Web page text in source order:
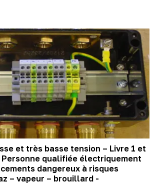
et très basse tension – Livre 1 et
Personne qualifiée électriquement
dangereux à risques
– vapeur – brouillard -